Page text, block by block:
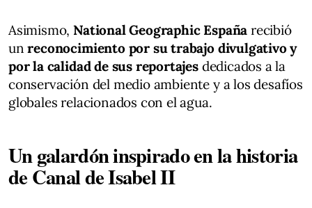
Asimismo,National Geographic España recibió
unreconocimiento por su trabajo divulgativo y
por la calidad de sus reportajes dedicados a la
conservación del medio ambiente y a los desafíos
globales relacionados con el agua.
Un galardón inspirado en la historia
de Canal de Isabel II